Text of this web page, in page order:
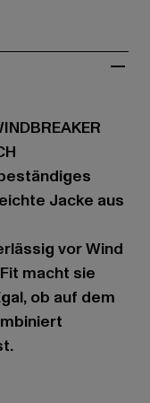
Jacke aus
vor Wind
macht sie
ob auf dem